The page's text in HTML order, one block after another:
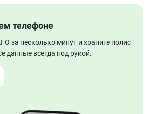
телефоне
за несколько минут и храните полис
данные всегда под рукой.